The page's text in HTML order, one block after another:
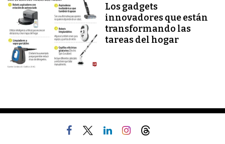
Los gadgets
innovadores que están
transformando las
tareas del hogar